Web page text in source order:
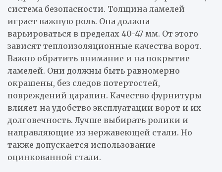
система безопасности. Толщина ламелей
играет важную роль. Она должна
варьироваться в пределах 40-47 мм. От этого
зависят теплоизоляционные качества ворот.
Важно обратить внимание и на покрытие
ламелей. Они должны быть равномерно
окрашены, без следов потертостей,
повреждений царапин. Качество фурнитуры
влияет на удобство эксплуатации ворот и их
долговечность. Лучше выбирать ролики и
направляющие из нержавеющей стали. Но
также допускается использование
оцинкованной стали.